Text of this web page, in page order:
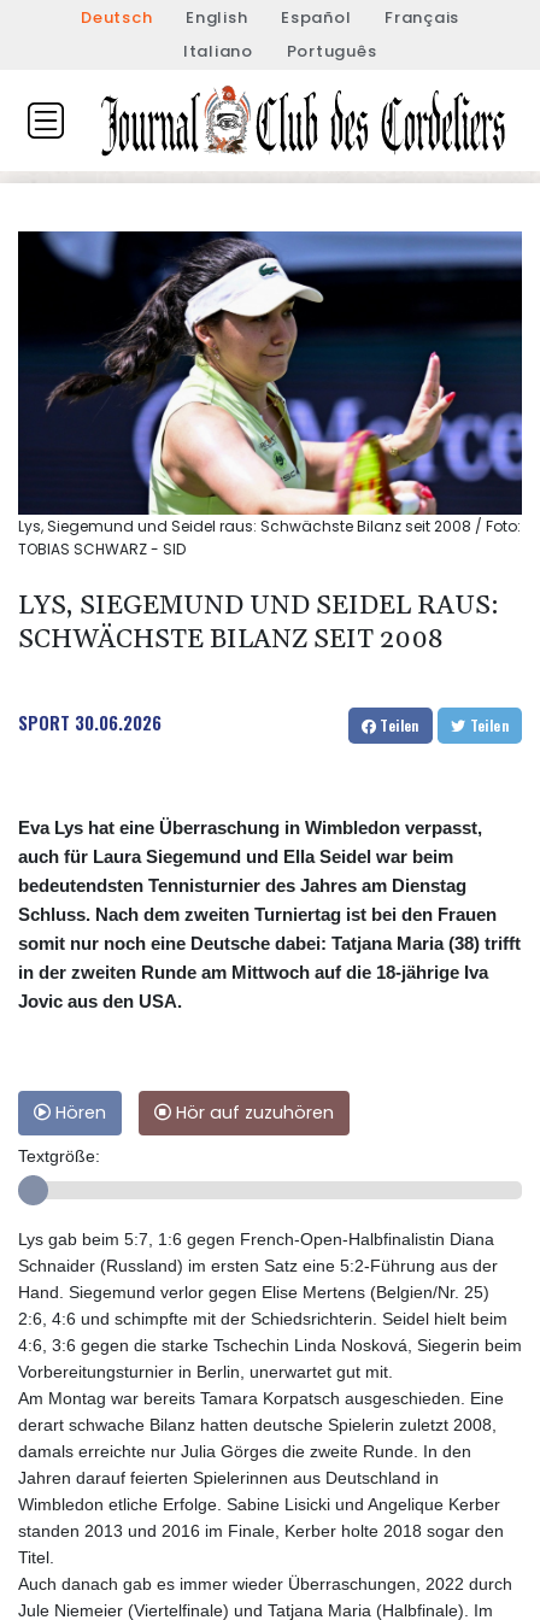
Deutsch English Español
Français
Italiano
Português
Lys, Siegemund und Seidel raus: Schwächste Bilanz seit 2008 / Foto:
TOBIAS SCHWARZ - SID
LYS, SIEGEMUND UND SEIDEL RAUS:
SCHWÄCHSTE BILANZ SEIT 2008
SPORT 30.06.2026 Teilen Teilen
Eva Lys hat eine Überraschung in Wimbledon verpasst,
auch für Laura Siegemund und Ella Seidel war beim
bedeutendsten Tennisturnier des Jahres am Dienstag
Schluss. Nach dem zweiten Turniertag ist bei den Frauen
somit nur noch eine Deutsche dabei: Tatjana Maria (38) trifft
in der zweiten Runde am Mittwoch auf die 18-jährige Iva
Jovic aus den USA.
Hören Hör auf zuzuhören
Textgröße:
Lys gab beim 5:7, 1:6 gegen French-Open-Halbfinalistin Diana
Schnaider (Russland) im ersten Satz eine 5:2-Führung aus der
Hand. Siegemund verlor gegen Elise Mertens (Belgien/Nr. 25)
2:6, 4:6 und schimpfte mit der Schiedsrichterin. Seidel hielt beim
4:6, 3:6 gegen die starke Tschechin Linda Nosková, Siegerin beim
Vorbereitungsturnier in Berlin, unerwartet gut mit.
Am Montag war bereits Tamara Korpatsch ausgeschieden. Eine
derart schwache Bilanz hatten deutsche Spielerin zuletzt 2008,
damals erreichte nur Julia Görges die zweite Runde. In den
Jahren darauf feierten Spielerinnen aus Deutschland in
Wimbledon etliche Erfolge. Sabine Lisicki und Angelique Kerber
standen 2013 und 2016 im Finale, Kerber holte 2018 sogar den
Titel.
Auch danach gab es immer wieder Überraschungen, 2022 durch
Jule Niemeier (Viertelfinale) und Tatjana Maria (Halbfinale). Im